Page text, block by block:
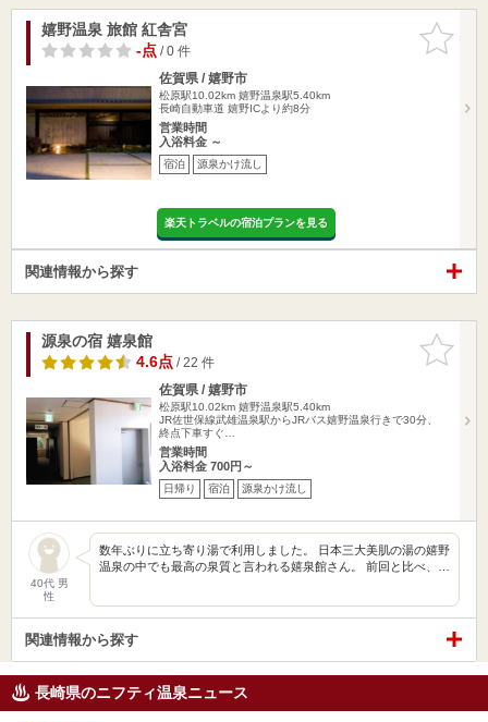
お気に入
りに追加
嬉野温泉 旅館 紅舎宮
-点/ 0 件
佐賀県 / 嬉野市
松原駅10.02km 嬉野温泉駅5.40km
長崎自動車道 嬉野ICより約8分
営業時間
入浴料金 ～
宿泊 源泉かけ流し
楽天トラベルの宿泊プランを見る
関連情報から探す
お気に入
りに追加
源泉の宿 嬉泉館
4.6点/ 22 件
佐賀県 / 嬉野市
松原駅10.02km 嬉野温泉駅5.40km
JR佐世保線武雄温泉駅からJRバス嬉野温泉行きで30分、
終点下車すぐ…
営業時間
入浴料金 700円～
日帰り 宿泊 源泉かけ流し
40代 男
性
数年ぶりに立ち寄り湯で利用しました。 日本三大美肌の湯の嬉野
温泉の中でも最高の泉質と言われる嬉泉館さん。 前回と比べ、…
関連情報から探す
長崎県のニフティ温泉ニュース